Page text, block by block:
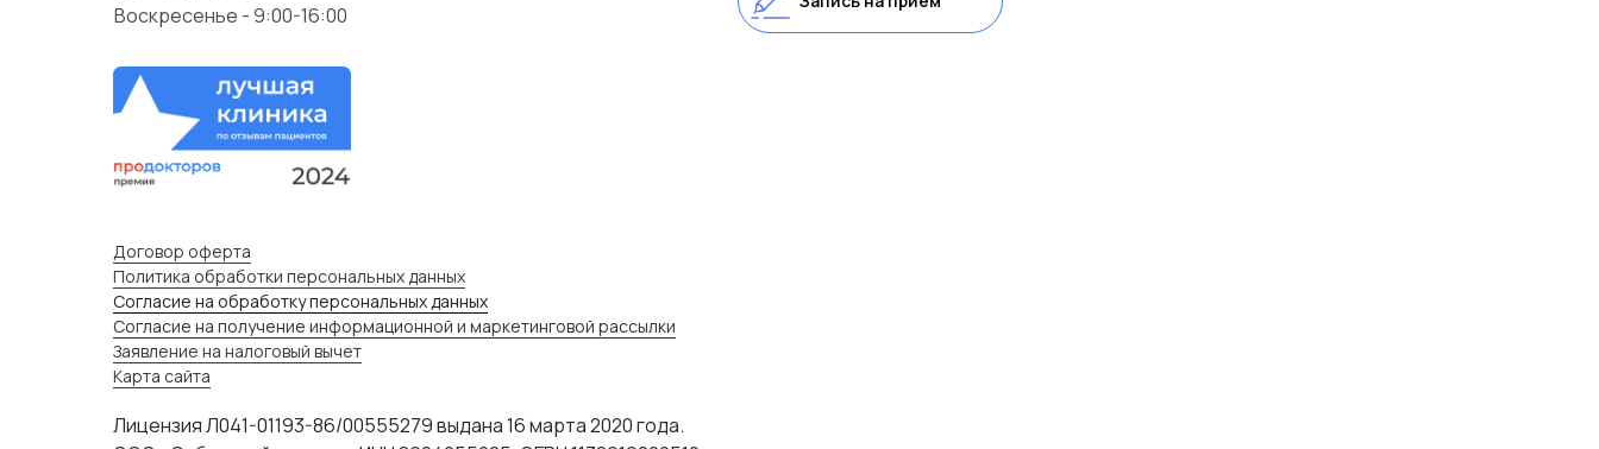
Воскресенье - 9:00-16:00
Лицензия Л041-01193-86/00555279 выдана 16 марта 2020 года.
Договор оферта
Политика обработки персональных данных
Согласие на обработку персональных данных
Согласие на получение информационной и маркетинговой рассылки
Заявление на налоговый вычет
Карта сайта